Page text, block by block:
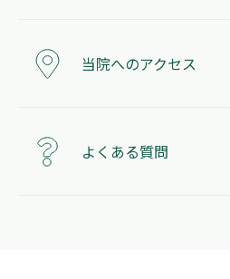
当院へのアクセス
よくある質問